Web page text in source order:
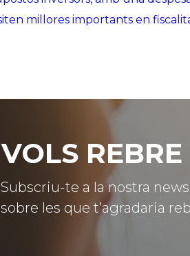
VOLS
Subscriu-te a la nostra
sobre les que t’agradaria